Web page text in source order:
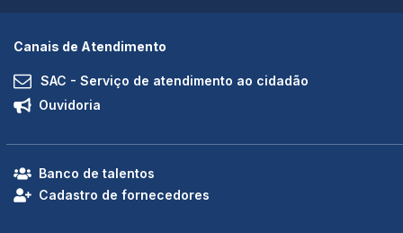
Canais de Atendimento
SAC - Serviço de atendimento ao cidadão
Ouvidoria
Banco de talentos
Cadastro de fornecedores